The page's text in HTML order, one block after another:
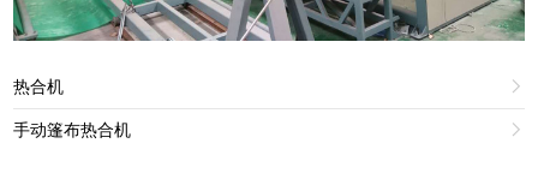
热合机 
手动篷布热合机 